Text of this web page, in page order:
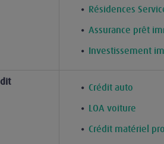
Résidences
Assurance prêt
Investissement
Crédit auto
LOA voiture
Crédit matériel